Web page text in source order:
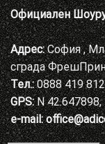
Официален
Адрес:София ,
сграда
Тел.:0888 419
GPS:N 42.647898,
e-mail: